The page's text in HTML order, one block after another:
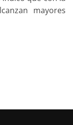
mayores